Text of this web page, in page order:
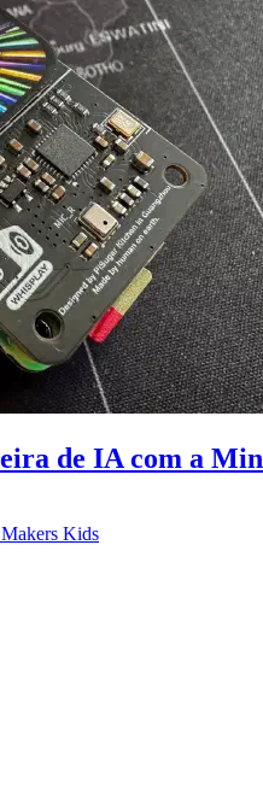
de IA com a
Makers Kids